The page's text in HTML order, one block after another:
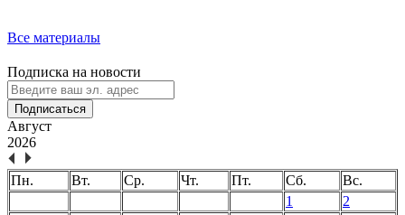
Все материалы
Подписка на новости
Подписаться
Август
2026
Пн. Вт. Ср. Чт. Пт. Сб.
Вс.
1
2